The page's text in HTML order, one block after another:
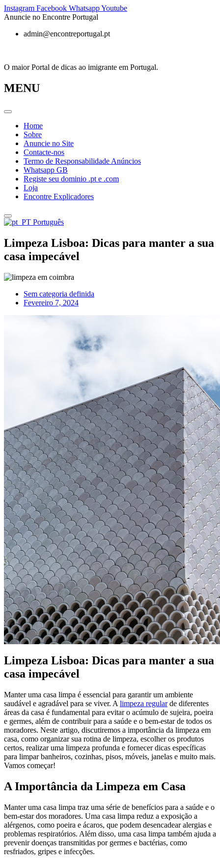
Pular
para
conteúdo
Instagram Facebook WhatsappYoutube
Anuncie no Encontre Portugal
admin@encontreportugal.pt
O maior Portal de dicas ao imigrante em Portugal.
MENU
Home
Sobre
Anuncie no Site
Contacte-nos
Termo de Responsabilidade Anúncios
Whatsapp GB
Registe seu dominio .pt e .com
Loja
Encontre Explicadores
Português
Limpeza Lisboa: Dicas para manter a sua
casa impecável
Sem categoria definida
Fevereiro 7, 2024
Limpeza Lisboa: Dicas para manter a sua
casa impecável
Manter uma casa limpa é essencial para garantir um ambiente
saudável e agradável para se viver. A limpeza regularde diferentes
áreas da casa é fundamental para evitar o acúmulo de sujeira, poeira
e germes, além de contribuir para a saúde e o bem-estar de todos os
moradores. Neste artigo, discutiremos a importância da limpeza em
casa, como organizar sua rotina de limpeza, escolher os produtos
certos, realizar uma limpeza profunda e fornecer dicas específicas
para limpar banheiros, cozinhas, pisos, móveis, janelas e muito mais.
Vamos começar!
A Importância da Limpeza em Casa
Manter uma casa limpa traz uma série de benefícios para a saúde e o
bem-estar dos moradores. Uma casa limpa reduz a exposição a
alérgenos, como poeira e ácaros, que podem desencadear alergias e
problemas respiratórios. Além disso, uma casa limpa também ajuda a
prevenir doenças transmitidas por germes e bactérias, como
resfriados, gripes e infecções.